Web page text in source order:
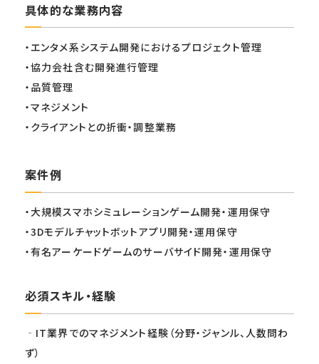
具体的な業務内容
・エンタメ系システム開発におけるプロジェクト管理
・協力会社含む開発進行管理
・品質管理
・マネジメント
・クライアントとの折衝・調整業務
案件例
・大規模スマホシミュレーションゲーム開発・運用保守
・3Dモデルチャットボットアプリ開発・運用保守
・有名アーケードゲームのサーバサイド開発・運用保守
必須スキル・経験
‐IT業界でのマネジメント経験（分野・ジャンル、人数問わ
ず）